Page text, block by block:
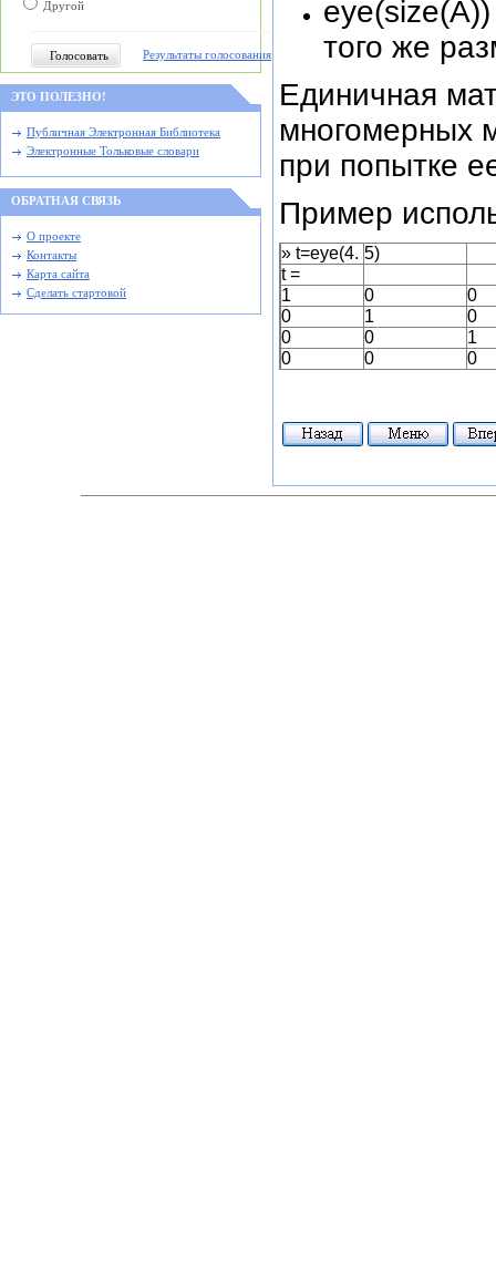
Другой
Результаты голосования
ЭТО ПОЛЕЗНО!
Публичная Электронная Библиотека
Электронные Тольковые словари
ОБРАТНАЯ СВЯЗЬ
О проекте
Контакты
Карта сайта
Сделать стартовой
того же
Единичная
многомерных
при попытке
Пример
» t=eye(4. 5)
t =
1
0
0
0
1
0
0
0
1
0
0 0